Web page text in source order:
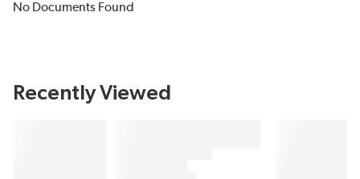
No Documents Found
Recently Viewed